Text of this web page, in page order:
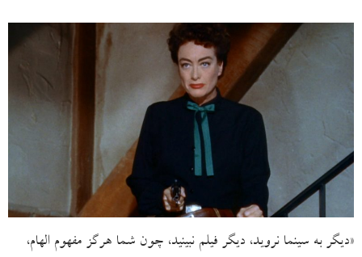
«دیگر به سینما نروید، دیگر فیلم نبینید، چون شما هرگز مفهوم الهام،